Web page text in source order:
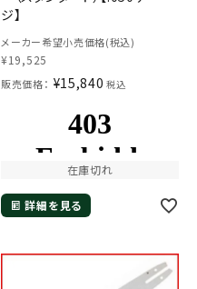
ジ】
メーカー希望小売価格(税込)
¥19,525
販売価格： ¥15,840 税込
在庫切れ
詳細を見る